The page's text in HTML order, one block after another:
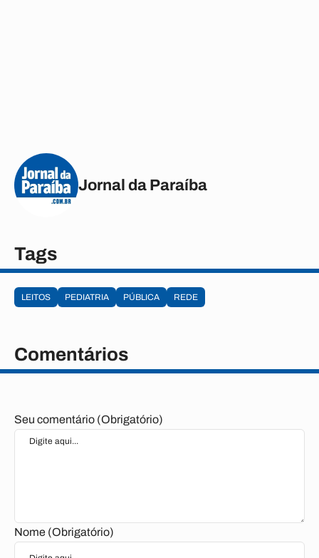
Jornal da Paraíba
Tags
LEITOS PEDIATRIA PÚBLICA REDE
Comentários
Seu comentário (Obrigatório)
Nome (Obrigatório)